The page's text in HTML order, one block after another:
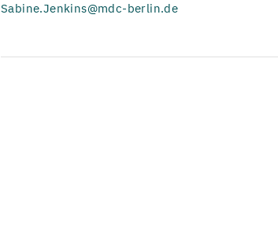
Sabine.Jenkins@mdc-berlin.de